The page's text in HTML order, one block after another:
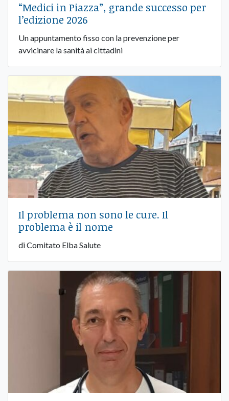
“Medici in Piazza”, grande successo per
l’edizione 2026
Un appuntamento fisso con la prevenzione per
avvicinare la sanità ai cittadini
Il problema non sono le cure. Il
problema è il nome
di Comitato Elba Salute